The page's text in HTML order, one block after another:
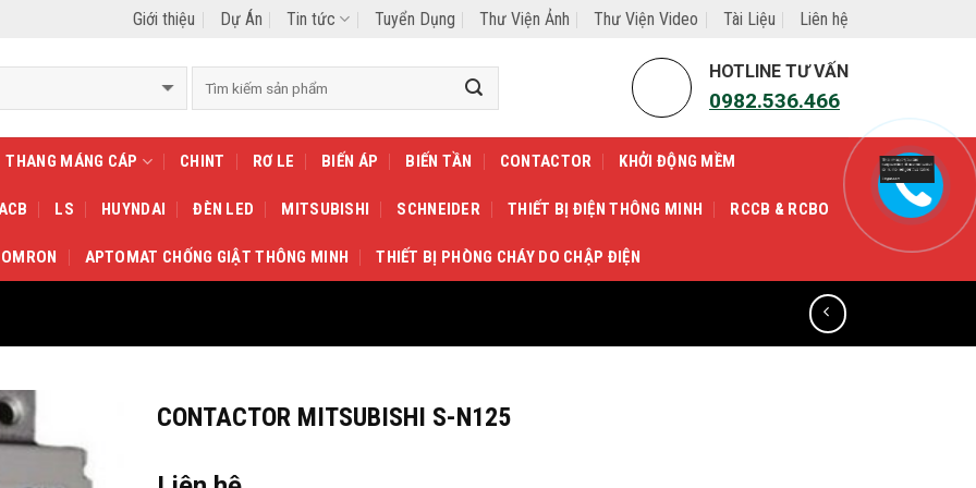
Giới thiệu Dự Án Tin tức Tuyển Dụng Thư Viện Ảnh Thư Viện Video Tài Liệu Liên hệ
HOTLINE TƯ VẤN
0982.536.466
THANG MÁNG CÁP CHINT RƠ LE BIẾN ÁP BIẾN TẦN CONTACTOR KHỞI ĐỘNG MỀM
LS HUYNDAI ĐÈN LED MITSUBISHI SCHNEIDER THIẾT BỊ ĐIỆN THÔNG MINH RCCB & RCBO
OMRON APTOMAT CHỐNG GIẬT THÔNG MINH THIẾT BỊ PHÒNG CHÁY DO CHẬP ĐIỆN
CONTACTOR MITSUBISHI S-N125